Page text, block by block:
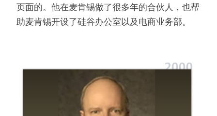
页面的。他在麦肯锡做了很多年的合伙人，也帮
助麦肯锡开设了硅谷办公室以及电商业务部。